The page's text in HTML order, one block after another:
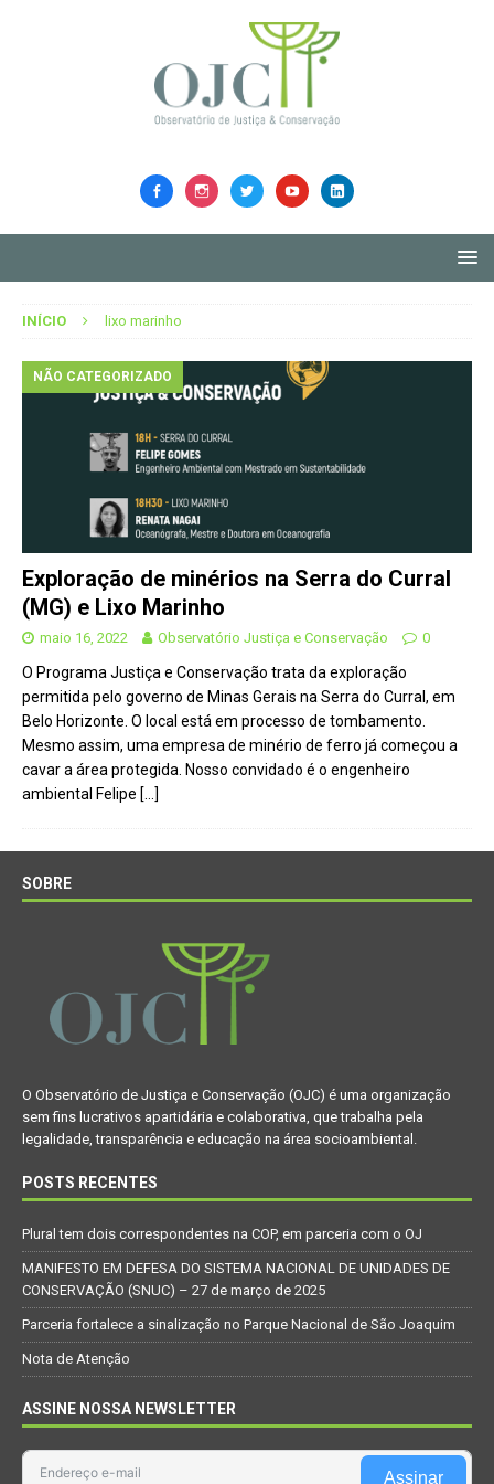
INÍCIO lixo marinho
NÃO CATEGORIZADO
Exploração de minérios na Serra do Curral
(MG) e Lixo Marinho
maio 16, 2022 Observatório Justiça e Conservação 0
O Programa Justiça e Conservação trata da exploração
permitida pelo governo de Minas Gerais na Serra do Curral, em
Belo Horizonte. O local está em processo de tombamento.
Mesmo assim, uma empresa de minério de ferro já começou a
cavar a área protegida. Nosso convidado é o engenheiro
ambiental Felipe […]
SOBRE
O Observatório de Justiça e Conservação (OJC) é uma organização
sem fins lucrativos apartidária e colaborativa, que trabalha pela
legalidade, transparência e educação na área socioambiental.
POSTS RECENTES
Plural tem dois correspondentes na COP, em parceria com o OJ
MANIFESTO EM DEFESA DO SISTEMA NACIONAL DE UNIDADES DE
CONSERVAÇÃO (SNUC) – 27 de março de 2025
Parceria fortalece a sinalização no Parque Nacional de São Joaquim
Nota de Atenção
ASSINE NOSSA NEWSLETTER
Assinar